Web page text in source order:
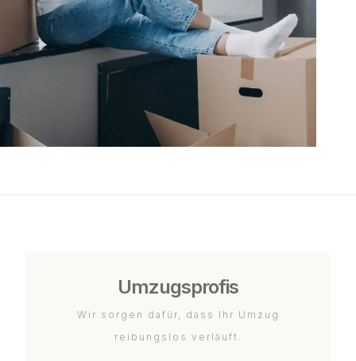
Umzugsprofis
Wir sorgen dafür, dass Ihr Umzug
reibungslos verläuft.